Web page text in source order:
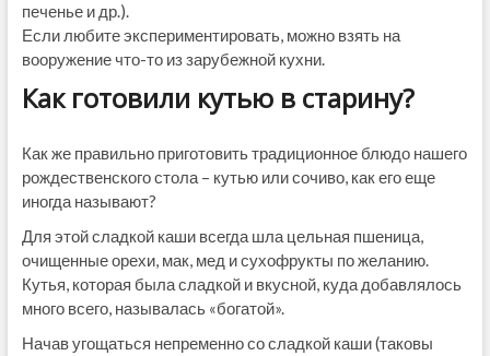
печенье и др.).
Если любите экспериментировать, можно взять на
вооружение что-то из зарубежной кухни.
Как готовили кутью в старину?
Как же правильно приготовить традиционное блюдо нашего
рождественского стола – кутью или сочиво, как его еще
иногда называют?
Для этой сладкой каши всегда шла цельная пшеница,
очищенные орехи, мак, мед и сухофрукты по желанию.
Кутья, которая была сладкой и вкусной, куда добавлялось
много всего, называлась «богатой».
Начав угощаться непременно со сладкой каши (таковы